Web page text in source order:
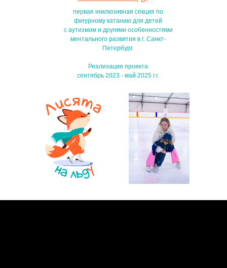
первая инклюзивная секция по
фигурному катанию для детей
с аутизмом и другими особенностями
ментального развития в г. Санкт-
Петербург.
Реализация проекта
сентябрь 2023 - май 2025 г.г.